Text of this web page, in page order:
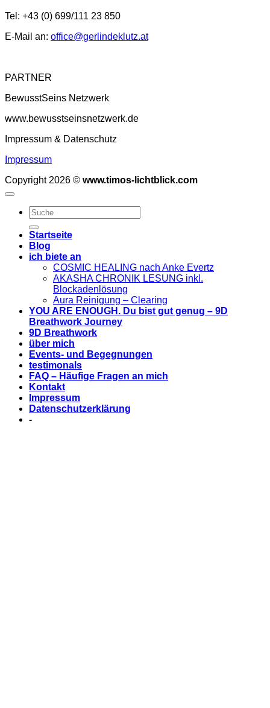
Tel: +43 (0) 699/111 23 850
E-Mail an: office@gerlindeklutz.at
PARTNER
BewusstSeins Netzwerk
www.bewusstseinsnetzwerk.de
Impressum & Datenschutz
Impressum
Copyright 2026 © www.timos-lichtblick.com
Startseite
Blog
ich biete an
COSMIC HEALING nach Anke Evertz
AKASHA CHRONIK LESUNG inkl.
Blockadenlösung
Aura Reinigung – Clearing
YOU ARE ENOUGH. Du bist gut genug – 9D
Breathwork Journey
9D Breathwork
über mich
Events- und Begegnungen
testimonals
FAQ – Häufige Fragen an mich
Kontakt
Impressum
Datenschutzerklärung
-